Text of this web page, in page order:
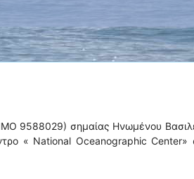
9588029) σημαίας Ηνωμένου
« National Oceanographic Center»